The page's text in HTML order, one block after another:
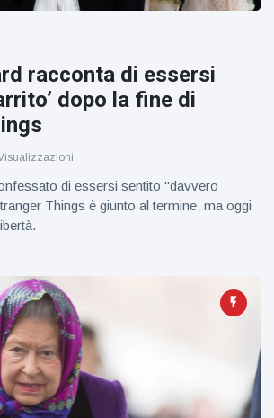
racconta di essersi
dopo la fine di
di essersi sentito "davvero
Things è giunto al termine, ma oggi